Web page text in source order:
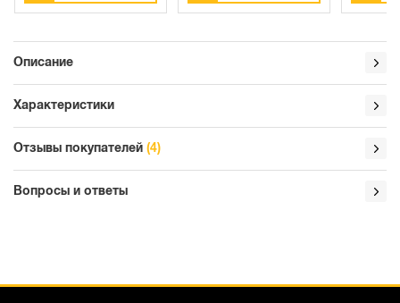
Описание
Характеристики
Отзывы покупателей (4)
Вопросы и ответы